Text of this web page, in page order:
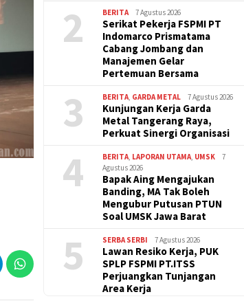
2 BERITA 7 Agustus 2026
Serikat Pekerja FSPMI PT
Indomarco Prismatama
Cabang Jombang dan
Manajemen Gelar
Pertemuan Bersama
3 BERITA GARDA METAL 7 Agustus 2026
Kunjungan Kerja Garda
Metal Tangerang Raya,
Perkuat Sinergi Organisasi
4 BERITA LAPORAN UTAMA UMSK
7
Agustus 2026
Bapak Aing Mengajukan
Banding, MA Tak Boleh
Mengubur Putusan PTUN
Soal UMSK Jawa Barat
5 SERBA SERBI 7 Agustus 2026
Lawan Resiko Kerja, PUK
SPLP FSPMI PT.ITSS
Perjuangkan Tunjangan
Area Kerja